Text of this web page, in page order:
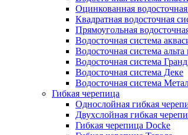
Оцинкованная
Квадратная водосточная
Прямоугольная
Водосточная система
Водосточная система
Водосточная система
Водосточная система Деке
Водосточная система
Гибкая черепица
Однослойная гибкая
Двухслойная гибкая
Гибкая черепица Docke